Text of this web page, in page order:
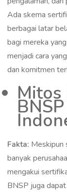
Ada skema
berbagai latar
bagi mereka
menjadi cara
dan komitmen
Mitos
Fakta: Meskipun
banyak
mengakui
BNSP juga